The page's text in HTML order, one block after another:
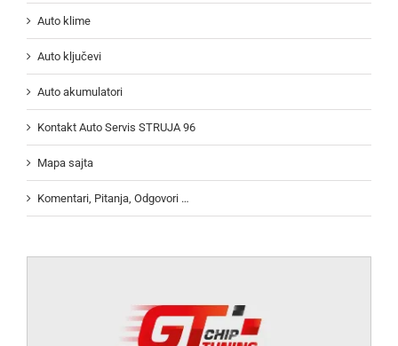
Auto klime
Auto ključevi
Auto akumulatori
Kontakt Auto Servis STRUJA 96
Mapa sajta
Komentari, Pitanja, Odgovori …